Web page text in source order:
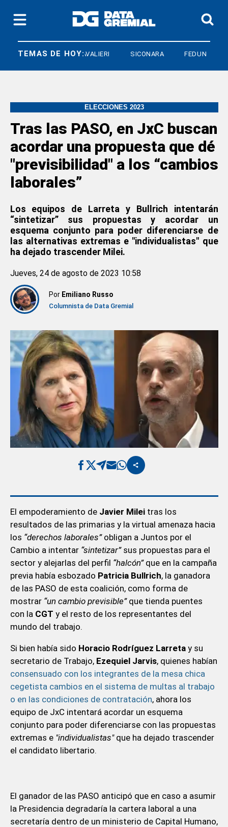
TEMAS DE HOY:
ARMANDO CAVALIERI SICONARA FEDUN
ELECCIONES 2023
Tras las PASO, en JxC buscan
acordar una propuesta que dé
"previsibilidad" a los “cambios
laborales”
Los equipos de Larreta y Bullrich intentarán
“sintetizar” sus propuestas y acordar un
esquema conjunto para poder diferenciarse de
las alternativas extremas e "individualistas" que
ha dejado trascender Milei.
Por Emiliano Russo
Columnista de Data Gremial
Jueves, 24 de agosto de 2023 10:58
El empoderamiento de Javier Mileitras los
resultados de las primarias y la virtual amenaza hacia
los “derechos laborales”obligan a Juntos por el
Cambio a intentar “sintetizar” sus propuestas para el
sector y alejarlas del perfil “halcón”que en la campaña
previa había esbozado Patricia Bullrich, la ganadora
de las PASO de esta coalición, como forma de
mostrar “un cambio previsible”que tienda puentes
con la CGT y el resto de los representantes del
mundo del trabajo.
Si bien había sido Horacio Rodríguez Larretay su
secretario de Trabajo, Ezequiel Jarvis, quienes habían
consensuado con los integrantes de la mesa chica
cegetista cambios en el sistema de multas al trabajo
o en las condiciones de contratación, ahora los
equipo de JxC intentará acordar un esquema
conjunto para poder diferenciarse con las propuestas
extremas e "individualistas"que ha dejado trascender
el candidato libertario.
El ganador de las PASO anticipó que en caso a asumir
la Presidencia degradaría la cartera laboral a una
secretaría dentro de un ministerio de Capital Humano,